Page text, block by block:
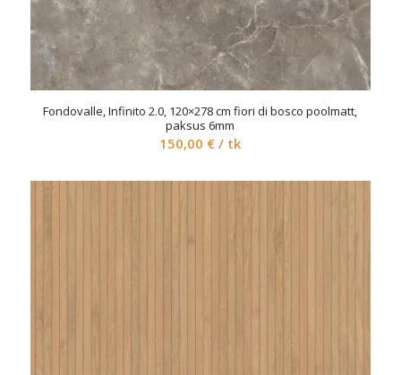
Fondovalle, Infinito 2.0, 120×278 cm fiori di bosco poolmatt,
paksus 6mm
150,00 € / tk